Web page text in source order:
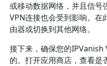
或移动数据网络，并且信号
VPN连接也会受到影响。在
由器或切换到其他网络。
接下来，确保您的IPVanish
的。打开应用商店，查看是